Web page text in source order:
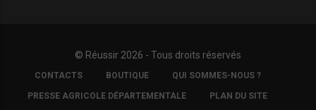
© Réussir 2026 - Tous droits réservés
FOOTER
COPYRIGHT
CONTACTS BOUTIQUE QUI SOMMES-NOUS ?
PRESSE AGRICOLE DÉPARTEMENTALE PLAN DU SITE